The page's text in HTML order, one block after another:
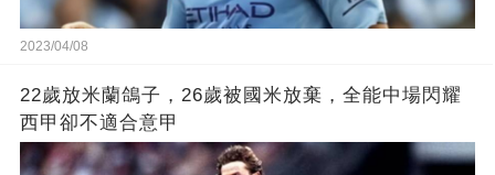
2023/04/08
22歲放米蘭鴿子，26歲被國米放棄，全能中場閃耀
西甲卻不適合意甲